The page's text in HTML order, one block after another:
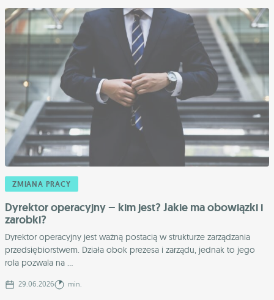
ZMIANA PRACY
Dyrektor operacyjny – kim jest? Jakie ma obowiązki i
zarobki?
Dyrektor operacyjny jest ważną postacią w strukturze zarządzania
przedsiębiorstwem. Działa obok prezesa i zarządu, jednak to jego
rola pozwala na ...
29.06.2026 min.